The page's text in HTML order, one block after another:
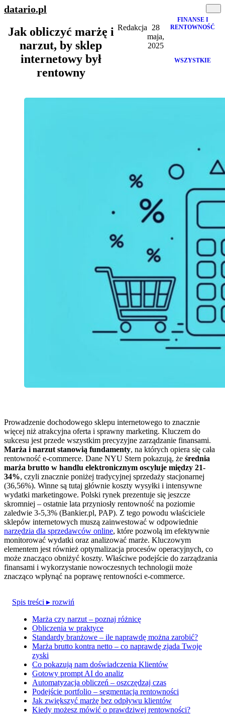
datario.pl
Jak obliczyć marżę i
narzut, by sklep
internetowy był
rentowny
Redakcja
28
maja,
2025
FINANSE I
RENTOWNOŚĆ
WSZYSTKIE
Prowadzenie dochodowego sklepu internetowego to znacznie
więcej niż atrakcyjna oferta i sprawny marketing. Kluczem do
sukcesu jest przede wszystkim precyzyjne zarządzanie finansami.
Marża i narzut stanowią fundamenty, na których opiera się cała
rentowność e-commerce. Dane NYU Stern pokazują, że średnia
marża brutto w handlu elektronicznym oscyluje między 21-
34%, czyli znacznie poniżej tradycyjnej sprzedaży stacjonarnej
(36,56%). Winne są tutaj głównie koszty wysyłki i intensywne
wydatki marketingowe. Polski rynek prezentuje się jeszcze
skromniej – ostatnie lata przyniosły rentowność na poziomie
zaledwie 3-5,3% (Bankier.pl, PAP). Z tego powodu właściciele
sklepów internetowych muszą zainwestować w odpowiednie
narzędzia dla sprzedawców online, które pozwolą im efektywnie
monitorować wydatki oraz analizować marże. Kluczowym
elementem jest również optymalizacja procesów operacyjnych, co
może znacząco obniżyć koszty. Właściwe podejście do zarządzania
finansami i wykorzystanie nowoczesnych technologii może
znacząco wpłynąć na poprawę rentowności e-commerce.
Spis treści ▸ rozwiń
Marża czy narzut – poznaj różnicę
Obliczenia w praktyce
Standardy branżowe – ile naprawdę można zarobić?
Marża brutto kontra netto – co naprawdę zjada Twoje
zyski
Co pokazują nam doświadczenia Klientów
Gotowy prompt AI do analiz
Automatyzacja obliczeń – oszczędzaj czas
Podejście portfolio – segmentacja rentowności
Jak zwiększyć marżę bez odpływu klientów
Kiedy możesz mówić o prawdziwej rentowności?